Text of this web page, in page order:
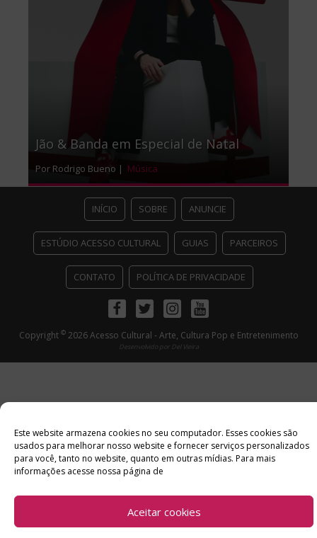
Este website armazena cookies no seu computador. Esses cookies são
usados ​​para melhorar nosso website e fornecer serviços personalizados
para você, tanto no website, quanto em outras mídias. Para mais
informações acesse nossa página de
Aceitar cookies
Jão & Banda em Especial de Natal
Por Rodrigo Bueno | Música
INÍCIO SOBRE ANUNCIE
ESTÚDIO ACESSO CULTURAL GUIAS PARCEIROS
CONTATO POLÍTICA DE PRIVACIDADE
FacebookTwitterInstagramYoutube
Copyright ©2026 Acesso Cultural - Arte, Cultura Pop e Entretenimento
Desenvolvido por Del Vieira